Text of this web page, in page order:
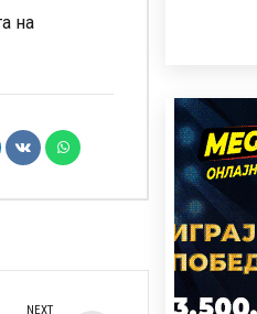
на
NEXT